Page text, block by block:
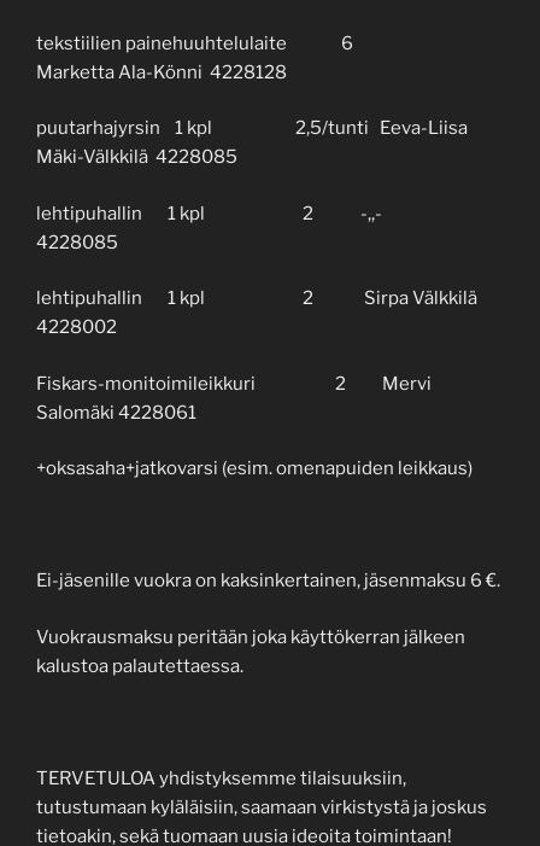
tekstiilien painehuuhtelulaite 6
Marketta Ala-Könni 4228128
puutarhajyrsin 1 kpl 2,5/tunti Eeva-Liisa
Mäki-Välkkilä 4228085
lehtipuhallin 1 kpl 2 -,,-
4228085
lehtipuhallin 1 kpl 2 Sirpa Välkkilä
4228002
Fiskars-monitoimileikkuri 2 Mervi
Salomäki 4228061
+oksasaha+jatkovarsi (esim. omenapuiden leikkaus)
Ei-jäsenille vuokra on kaksinkertainen, jäsenmaksu 6 €.
Vuokrausmaksu peritään joka käyttökerran jälkeen
kalustoa palautettaessa.
TERVETULOA yhdistyksemme tilaisuuksiin,
tutustumaan kyläläisiin, saamaan virkistystä ja joskus
tietoakin, sekä tuomaan uusia ideoita toimintaan!